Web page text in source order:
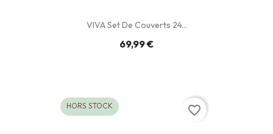
VIVA Set De Couverts 24...
69,99 €
HORS STOCK favorite_border